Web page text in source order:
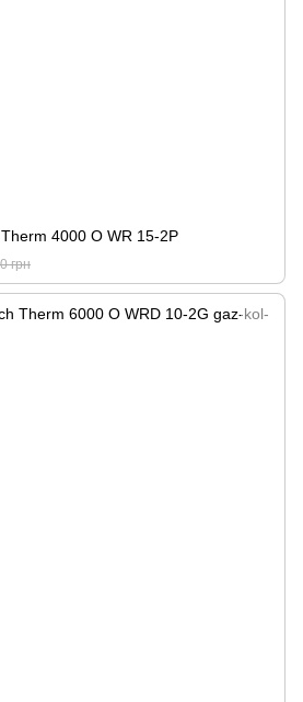
4000 O WR 15-2P
грн